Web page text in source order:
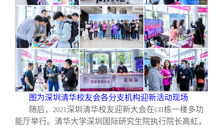
图为深圳清华校友会各分支机构迎新活动现场
随后，
2021 深圳清华校友迎新大会在CII栋一楼多功
能厅举行。清华大学深圳国际研究生院执行院长高虹，